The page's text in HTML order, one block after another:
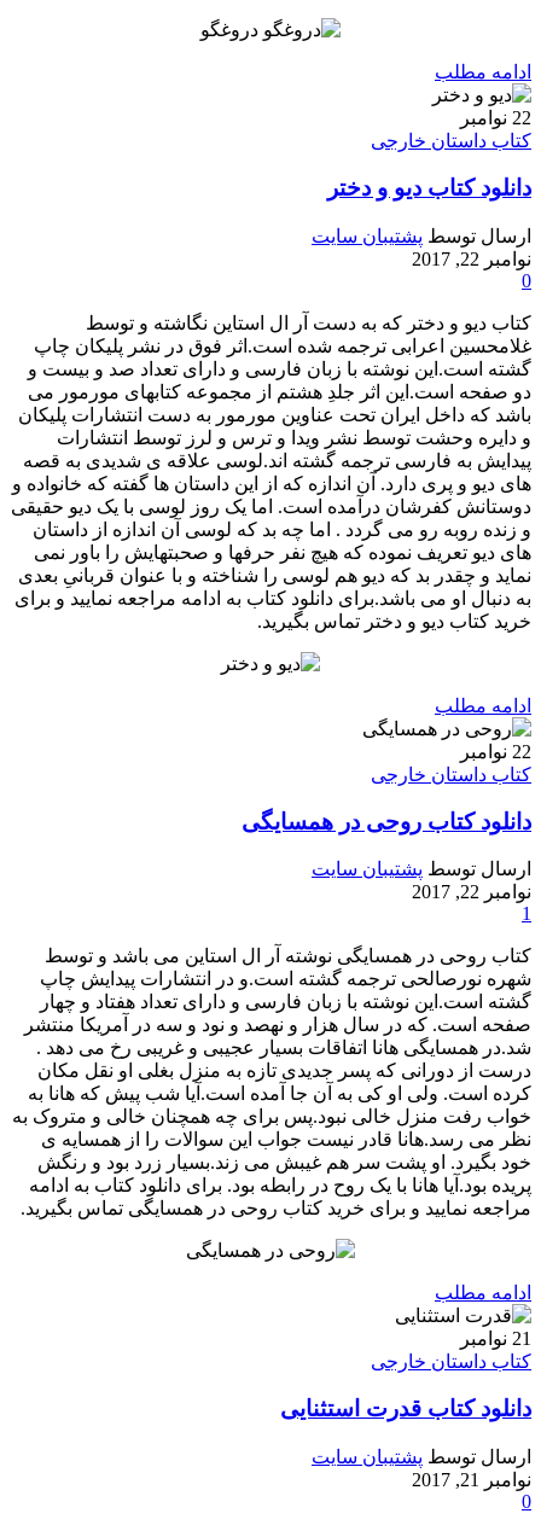
ادامه مطلب
22 نوامبر
کتاب داستان خارجی
دانلود کتاب دیو و دختر
ارسال توسط پشتیبان سایت
نوامبر 22, 2017
0
کتاب دیو و دختر که به دست آر ال استاین نگاشته و توسط
غلامحسین اعرابی ترجمه شده است.اثر فوق در نشر پلیکان چاپ
گشته است.این نوشته با زبان فارسی و دارای تعداد صد و بیست و
دو صفحه است.این اثر جلدِ هشتم از مجموعه کتابهای مورمور می
باشد که داخل ایران تحت عناوین مورمور به دست انتشارات پلیکان
و دایره وحشت توسط نشر ویدا و ترس و لرز توسط انتشارات
پیدایش به فارسی ترجمه گشته اند.لوسی علاقه ی شدیدی به قصه
های دیو و پری دارد. آن اندازه که از این داستان ها گفته که خانواده و
دوستانش کفرشان درآمده است. اما یک روز لوسی با یک دیو حقیقی
و زنده روبه رو می گردد . اما چه بد که لوسی آن اندازه از داستان
های دیو تعریف نموده که هیچ نفر حرفها و صحبتهایش را باور نمی
نماید و چقدر بد که دیو هم لوسی را شناخته و با عنوان قربانیِ بعدی
به دنبال او می باشد.برای دانلود کتاب به ادامه مراجعه نمایید و برای
خرید کتاب دیو و دختر تماس بگیرید.
ادامه مطلب
22 نوامبر
کتاب داستان خارجی
دانلود کتاب روحی در همسایگی
ارسال توسط پشتیبان سایت
نوامبر 22, 2017
1
کتاب روحی در همسایگی نوشته آر ال استاین می باشد و توسط
شهره نورصالحی ترجمه گشته است.و در انتشارات پیدایش چاپ
گشته است.این نوشته با زبان فارسی و دارای تعداد هفتاد و چهار
صفحه است. که در سال هزار و نهصد و نود و سه در آمریکا منتشر
شد.در همسایگی هانا اتفاقات بسیار عجیبی و غریبی رخ می دهد .
درست از دورانی که پسر جدیدی تازه به منزل بغلی او نقل مکان
کرده است. ولی او کی به آن جا آمده است.آیا شب پیش که هانا به
خواب رفت منزل خالی نبود.پس برای چه همچنان خالی و متروک به
نظر می رسد.هانا قادر نیست جواب این سوالات را از همسایه ی
خود بگیرد. او پشت سر هم غیبش می زند.بسیار زرد بود و رنگش
پریده بود.آیا هانا با یک روح در رابطه بود. برای دانلود کتاب به ادامه
مراجعه نمایید و برای خرید کتاب روحی در همسایگی تماس بگیرید.
ادامه مطلب
21 نوامبر
کتاب داستان خارجی
دانلود کتاب قدرت استثنایی
ارسال توسط پشتیبان سایت
نوامبر 21, 2017
0